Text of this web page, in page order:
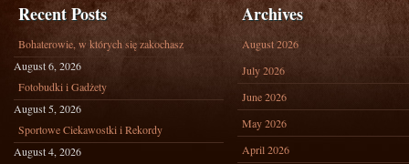
Recent Posts
Bohaterowie, w których się zakochasz
August 6, 2026
Fotobudki i Gadżety
August 5, 2026
Sportowe Ciekawostki i Rekordy
August 4, 2026
Archives
August 2026
July 2026
June 2026
May 2026
April 2026